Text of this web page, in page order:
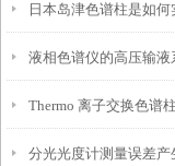
家强？检硕科学器材
修指南
日本岛津色谱柱是如
质的分离与纯化的？
液相色谱仪的高压输液
统
Thermo 离子交换色谱
说明
分光光度计测量误差产